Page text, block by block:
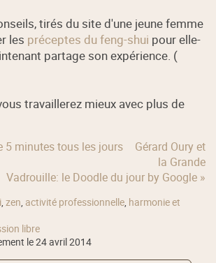
tirés du site d'une jeune femme
les préceptes du feng-shui pour elle-
partage son expérience. (
travaillerez mieux avec plus de
5 minutes tous les jours
Gérard Oury et
la Grande
Vadrouille: le Doodle du jour by Google »
,zen, activité professionnelle, harmonie et
libre
le 24 avril 2014